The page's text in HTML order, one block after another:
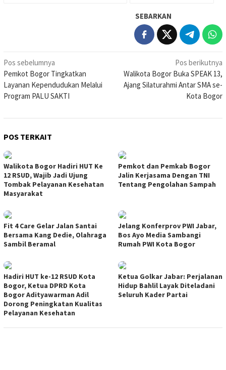
SEBARKAN
Navigasi
pos
Pos sebelumnya
Pemkot Bogor Tingkatkan
Layanan Kependudukan Melalui
Program PALU SAKTI
Pos berikutnya
Walikota Bogor Buka SPEAK 13,
Ajang Silaturahmi Antar SMA se-
Kota Bogor
POS TERKAIT
Walikota Bogor Hadiri HUT Ke
12 RSUD, Wajib Jadi Ujung
Tombak Pelayanan Kesehatan
Masyarakat
Pemkot dan Pemkab Bogor
Jalin Kerjasama Dengan TNI
Tentang Pengolahan Sampah
Fit 4 Care Gelar Jalan Santai
Bersama Kang Dedie, Olahraga
Sambil Beramal
Jelang Konferprov PWI Jabar,
Bos Ayo Media Sambangi
Rumah PWI Kota Bogor
Hadiri HUT ke-12 RSUD Kota
Bogor, Ketua DPRD Kota
Bogor Adityawarman Adil
Dorong Peningkatan Kualitas
Pelayanan Kesehatan
Ketua Golkar Jabar: Perjalanan
Hidup Bahlil Layak Diteladani
Seluruh Kader Partai